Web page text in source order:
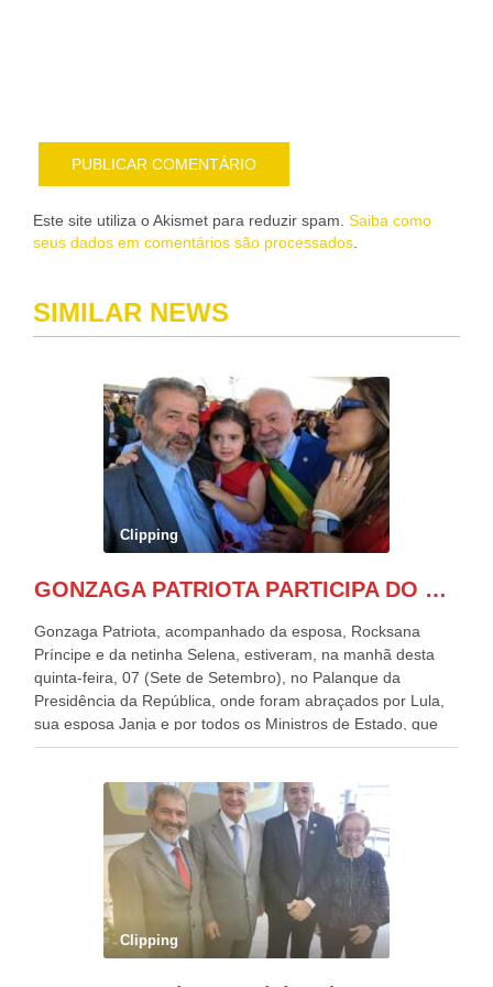
Este site utiliza o Akismet para reduzir spam. Saiba como
seus dados em comentários são processados
SIMILAR NEWS
Clipping
GONZAGA PATRIOTA PARTICIPA DO DESFILE DA INDEPENDÊNCIA NO PALANQUE DA PRESIDÊNCIA DA REPÚBLICA E É ABRAÇADO POR LULA E POR GERALDO ALCKMIN.
Gonzaga Patriota, acompanhado da esposa, Rocksana
Príncipe e da netinha Selena, estiveram, na manhã desta
quinta-feira, 07 (Sete de Setembro), no Palanque da
Presidência da República, onde foram abraçados por Lula,
sua esposa Janja e por todos os Ministros de Estado, que
estavam presentes, nos Desfiles da Independência da
outros desfiles, na Esplanada dos Ministérios, disse ter sido
o deste ano, o maior e o mais organizado de todos. “Há
quatro décadas, como Patriota até no nome, participo
anualmente dos desfiles de Sete de Setembro, na
Esplanada dos Ministérios, em Brasília. Este ano, o governo
preparou espaços com cadeiras e coberturas, para 30.000
pessoas, só que o número de Patriotas Brasileiros
Independentes, dobrou na Esplanada. Eu, Lula e os
Clipping